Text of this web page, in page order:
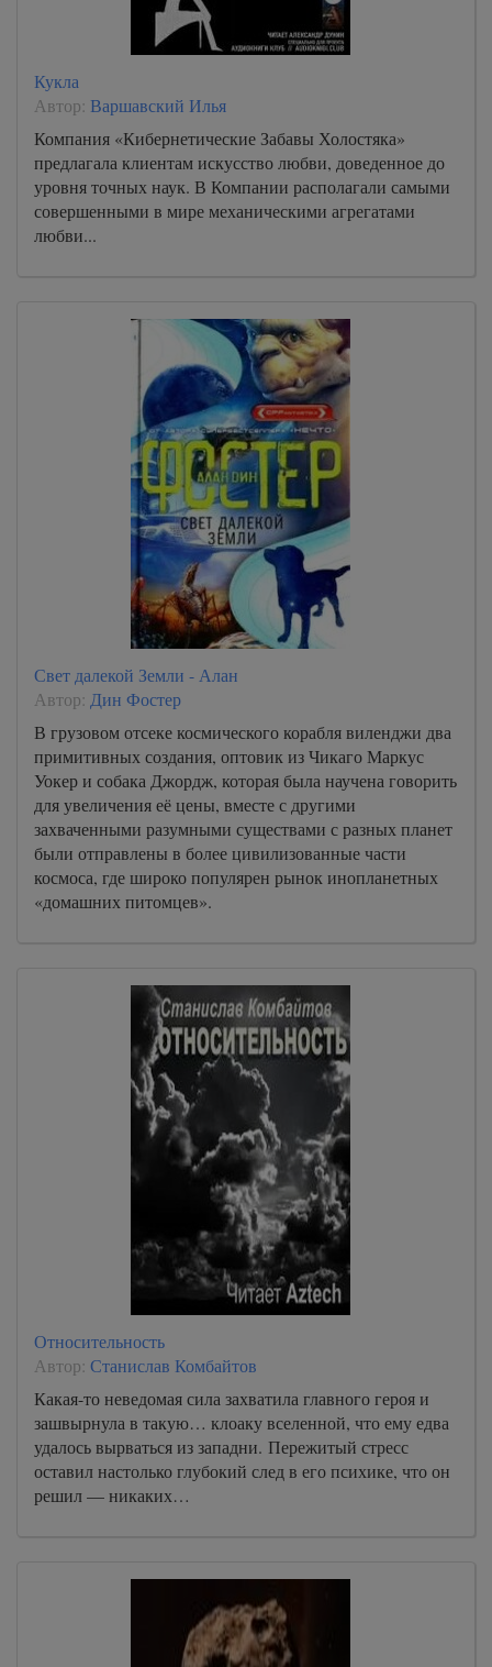
Кукла
Автор: Варшавский Илья
Компания «Кибернетические Забавы Холостяка»
предлагала клиентам искусство любви, доведенное до
уровня точных наук. В Компании располагали самыми
совершенными в мире механическими агрегатами
любви...
Свет далекой Земли - Алан
Автор: Дин Фостер
В грузовом отсеке космического корабля виленджи два
примитивных создания, оптовик из Чикаго Маркус
Уокер и собака Джордж, которая была научена говорить
для увеличения её цены, вместе с другими
захваченными разумными существами с разных планет
были отправлены в более цивилизованные части
космоса, где широко популярен рынок инопланетных
«домашних питомцев».
Относительность
Автор: Станислав Комбайтов
Какая-то неведомая сила захватила главного героя и
зашвырнула в такую… клоаку вселенной, что ему едва
удалось вырваться из западни. Пережитый стресс
оставил настолько глубокий след в его психике, что он
решил — никаких…